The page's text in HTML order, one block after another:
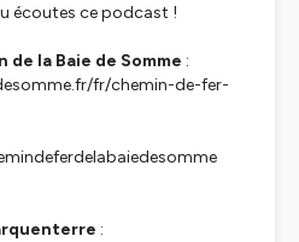
écoutes ce podcast !
de la Baie de Somme :
fr/chemin-de-fer-
: